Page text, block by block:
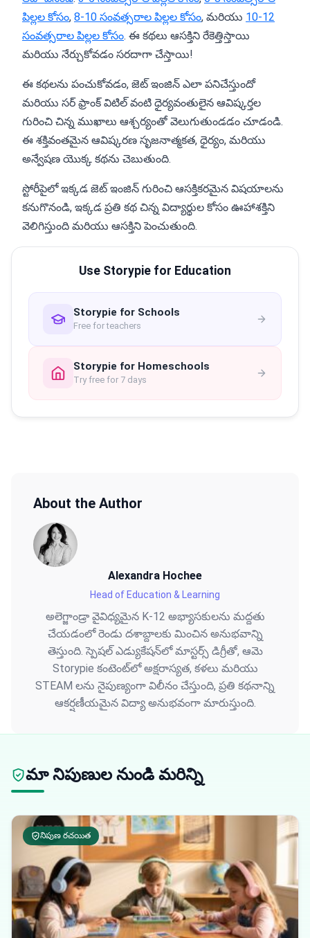
పిల్లల కోసం, 8-10 సంవత్సరాల పిల్లల కోసం, మరియు 10-12
సంవత్సరాల పిల్లల కోసం. ఈ కథలు ఆసక్తిని రేకెత్తిస్తాయి
మరియు నేర్చుకోవడం సరదాగా చేస్తాయి!
ఈ కథలను పంచుకోవడం, జెట్ ఇంజిన్ ఎలా పనిచేస్తుందో
మరియు సర్ ఫ్రాంక్ విటిల్ వంటి ధైర్యవంతులైన ఆవిష్కర్తల
గురించి చిన్న ముఖాలు ఆశ్చర్యంతో వెలుగుతుండడం చూడండి.
ఈ శక్తివంతమైన ఆవిష్కరణ సృజనాత్మకత, ధైర్యం, మరియు
అన్వేషణ యొక్క కథను చెబుతుంది.
స్టోరీపైలో ఇక్కడ జెట్ ఇంజిన్ గురించి ఆసక్తికరమైన విషయాలను
కనుగొనండి, ఇక్కడ ప్రతి కథ చిన్న విద్యార్థుల కోసం ఊహాశక్తిని
వెలిగిస్తుంది మరియు ఆసక్తిని పెంచుతుంది.
Use Storypie for Education
Storypie for Schools
Free for teachers
Storypie for Homeschools
Try free for 7 days
About the Author
Alexandra Hochee
Head of Education & Learning
అలెగ్జాండ్రా వైవిధ్యమైన K-12 అభ్యాసకులను మద్దతు
చేయడంలో రెండు దశాబ్దాలకు మించిన అనుభవాన్ని
తెస్తుంది. స్పెషల్ ఎడ్యుకేషన్‌లో మాస్టర్స్ డిగ్రీతో, ఆమె
Storypie కంటెంట్‌లో అక్షరాస్యత, కళలు మరియు
STEAM లను నైపుణ్యంగా విలీనం చేస్తుంది, ప్రతి కథనాన్ని
ఆకర్షణీయమైన విద్యా అనుభవంగా మారుస్తుంది.
మా నిపుణుల నుండి మరిన్ని
నిపుణ రచయిత